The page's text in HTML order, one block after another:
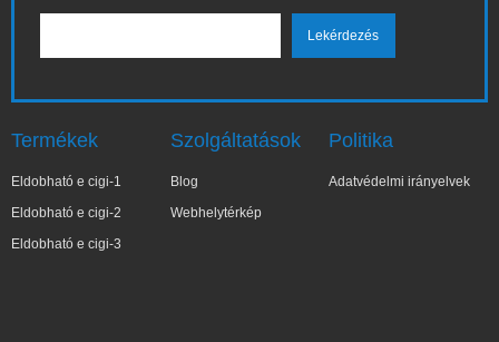
Termékek
Eldobható e cigi-1
Eldobható e cigi-2
Eldobható e cigi-3
Szolgáltatások
Blog
Webhelytérkép
Politika
Adatvédelmi irányelvek